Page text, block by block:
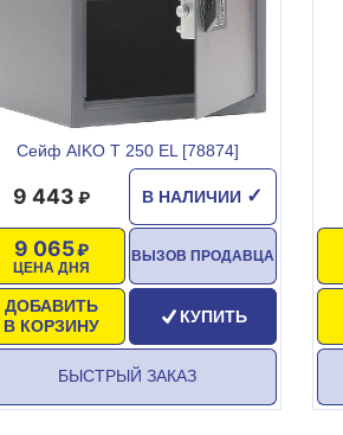
Сейф AIKO T 250 EL [78874]
В НАЛИЧИИ ✓
9 443
ЦЕНА ДНЯ
9 065
ДОБАВИТЬ
В КОРЗИНУ
ВЫЗОВ ПРОДАВЦА
КУПИТЬ
БЫСТРЫЙ ЗАКАЗ